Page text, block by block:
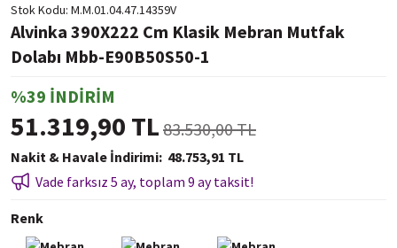
Stok Kodu M.M.01.04.47.14359V
Alvinka 390X222 Cm Klasik Mebran Mutfak
Dolabı Mbb-E90B50S50-1
%39 İNDİRİM
51.319,90 TL 83.530,00 TL
Nakit & Havale İndirimi 48.753,91 TL
Vade farksız 5 ay, toplam 9 ay taksit!
Renk